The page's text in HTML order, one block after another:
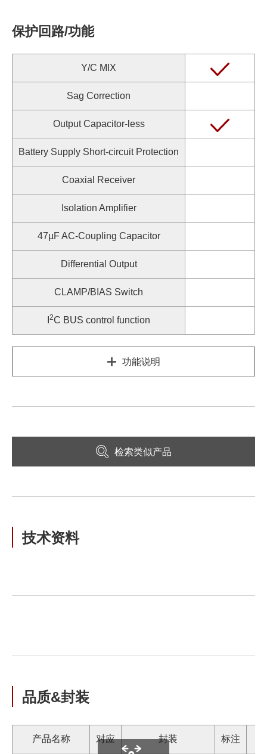
保护回路/功能
Y/C MIX
Sag Correction
Output Capacitor-less
Battery Supply Short-circuit Protection
Coaxial Receiver
Isolation Amplifier
47µF AC-Coupling Capacitor
Differential Output
CLAMP/BIAS Switch
2C BUS control function
功能说明
检索类似产品
技术资料
品质&封装
产品名称 对应 封装 标注